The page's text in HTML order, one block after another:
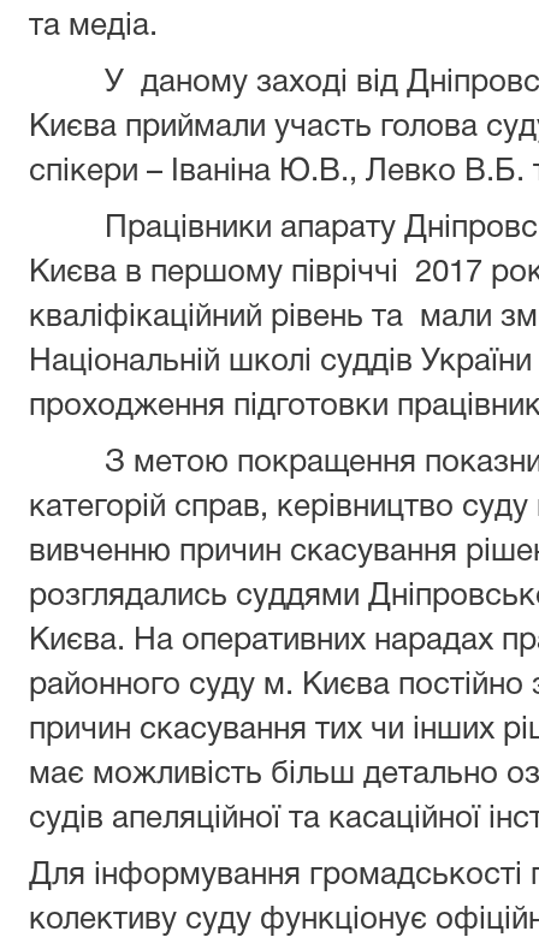
та медіа.
У даному заході від
Києва приймали участь голова
спікери – Іваніна Ю.В., Левко В.Б.
Працівники апарату
Києва в першому півріччі 2017
кваліфікаційний рівень та мали
Національній школі суддів
проходження підготовки
З метою покращення
категорій справ, керівництво
вивченню причин скасування
розглядались суддями
Києва. На оперативних нарадах
районного суду м. Києва постійно
причин скасування тих чи інших
має можливість більш детально
судів апеляційної та касаційної
Для інформування громадськості
колективу суду функціонує